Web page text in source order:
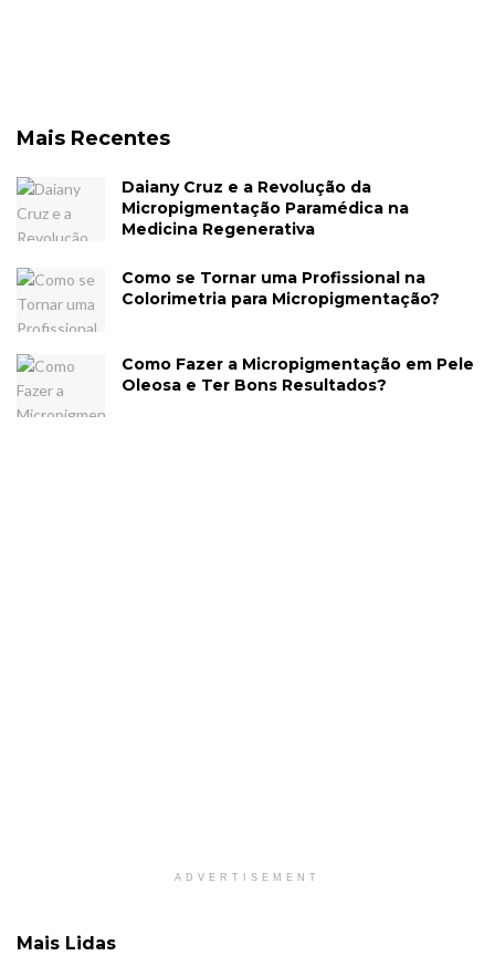
Mais Recentes
Daiany Cruz e a Revolução da
Micropigmentação Paramédica na
Medicina Regenerativa
Como se Tornar uma Profissional na
Colorimetria para Micropigmentação?
Como Fazer a Micropigmentação em Pele
Oleosa e Ter Bons Resultados?
ADVERTISEMENT
Mais Lidas